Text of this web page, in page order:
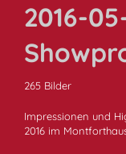
2016-
265 Bilder
Impressionen und
2016 im